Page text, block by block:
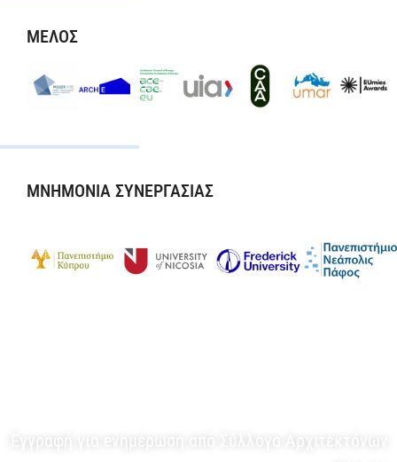
ΜΕΛΟΣ
ΜΝΗΜΟΝΙΑ ΣΥΝΕΡΓΑΣΙΑΣ
Εγγραφή για eνημέρωση από Σύλλογο Αρχιτεκτόνων